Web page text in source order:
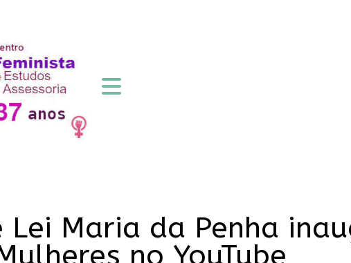
Lei Maria da Penha
no YouTube